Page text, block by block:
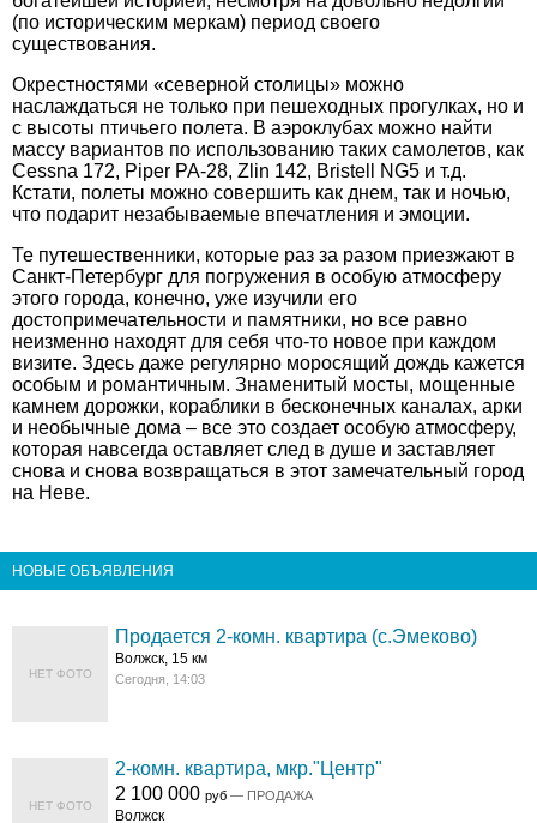
(по историческим меркам) период своего
существования.
Окрестностями «северной столицы» можно
наслаждаться не только при пешеходных прогулках, но и
с высоты птичьего полета. В аэроклубах можно найти
массу вариантов по использованию таких самолетов, как
Cessna 172, Piper PA-28, Zlin 142, Bristell NG5 и т.д.
Кстати, полеты можно совершить как днем, так и ночью,
что подарит незабываемые впечатления и эмоции.
Те путешественники, которые раз за разом приезжают в
Санкт-Петербург для погружения в особую атмосферу
этого города, конечно, уже изучили его
достопримечательности и памятники, но все равно
неизменно находят для себя что-то новое при каждом
визите. Здесь даже регулярно моросящий дождь кажется
особым и романтичным. Знаменитый мосты, мощенные
камнем дорожки, кораблики в бесконечных каналах, арки
и необычные дома – все это создает особую атмосферу,
которая навсегда оставляет след в душе и заставляет
снова и снова возвращаться в этот замечательный город
на Неве.
НОВЫЕ ОБЪЯВЛЕНИЯ
НЕТ ФОТО
Продается 2-комн. квартира (с.Эмеково)
Волжск, 15 км
Сегодня, 14:03
НЕТ ФОТО
2-комн. квартира, мкр."Центр"
2 100 000руб — ПРОДАЖА
Волжск